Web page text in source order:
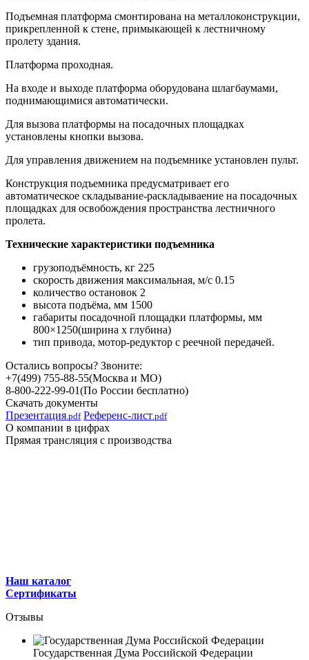
Подъемная платформа смонтирована на металлоконструкции,
прикрепленной к стене, примыкающей к лестничному
пролету здания.
Платформа проходная.
На входе и выходе платформа оборудована шлагбаумами,
поднимающимися автоматически.
Для вызова платформы на посадочных площадках
установлены кнопки вызова.
Для управления движением на подъемнике установлен пульт.
Конструкция подъемника предусматривает его
автоматическое складывание-раскладываение на посадочных
площадках для освобождения пространства лестничного
пролета.
Технические характеристики подъемника
грузоподъёмность, кг 225
скорость движения максимальная, м/с 0.15
количество остановок 2
высота подъёма, мм 1500
габариты посадочной площадки платформы, мм
800×1250(ширина x глубина)
тип привода, мотор-редуктор с реечной передачей.
Остались вопросы? Звоните:
+7(499) 755-88-55(Москва и МО)
8-800-222-99-01(По России бесплатно)
Скачать документы
Презентация.pdf Референс-лист.pdf
О компании в цифрах
Прямая трансляция с производства
Наш каталог
Сертификаты
Отзывы
Государственная Дума Российской Федерации